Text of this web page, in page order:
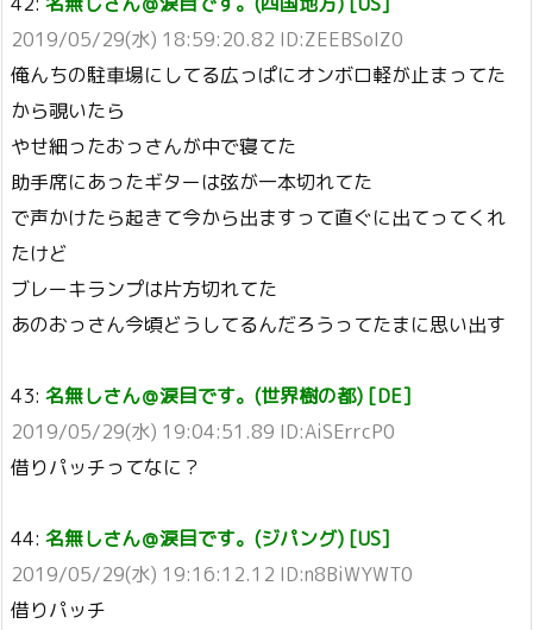
2019/05/29(水) 18:59:20.82 ID:ZEEBSoIZ0
俺んちの駐車場にしてる広っぱにオンボロ軽が止まってた
から覗いたら
やせ細ったおっさんが中で寝てた
助手席にあったギターは弦が一本切れてた
で声かけたら起きて今から出ますって直ぐに出てってくれ
たけど
ブレーキランプは片方切れてた
あのおっさん今頃どうしてるんだろうってたまに思い出す
43: 名無しさん＠涙目です。(世界樹の都) [DE]
2019/05/29(水) 19:04:51.89 ID:AiSErrcP0
借りパッチってなに？
44: 名無しさん＠涙目です。(ジパング) [US]
2019/05/29(水) 19:16:12.12 ID:n8BiWYWT0
借りパッチ